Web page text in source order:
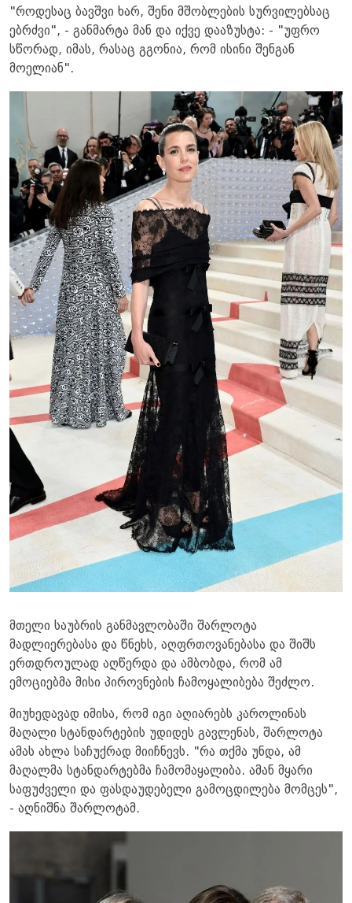
"როდესაც ბავშვი ხარ, შენი მშობლების სურვილებსაც
ებრძვი", - განმარტა მან და იქვე დააზუსტა: - "უფრო
სწორად, იმას, რასაც გგონია, რომ ისინი შენგან
მოელიან".
მთელი საუბრის განმავლობაში შარლოტა
მადლიერებასა და წნეხს, აღფრთოვანებასა და შიშს
ერთდროულად აღწერდა და ამბობდა, რომ ამ
ემოციებმა მისი პიროვნების ჩამოყალიბება შეძლო.
მიუხედავად იმისა, რომ იგი აღიარებს კაროლინას
მაღალი სტანდარტების უდიდეს გავლენას, შარლოტა
ამას ახლა საჩუქრად მიიჩნევს. "რა თქმა უნდა, ამ
მაღალმა სტანდარტებმა ჩამომაყალიბა. ამან მყარი
საფუძველი და ფასდაუდებელი გამოცდილება მომცეს",
- აღნიშნა შარლოტამ.